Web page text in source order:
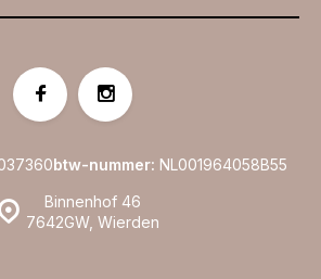
Binnenhof 46
7642GW, Wierden
btw-nummer: NL001964058B55